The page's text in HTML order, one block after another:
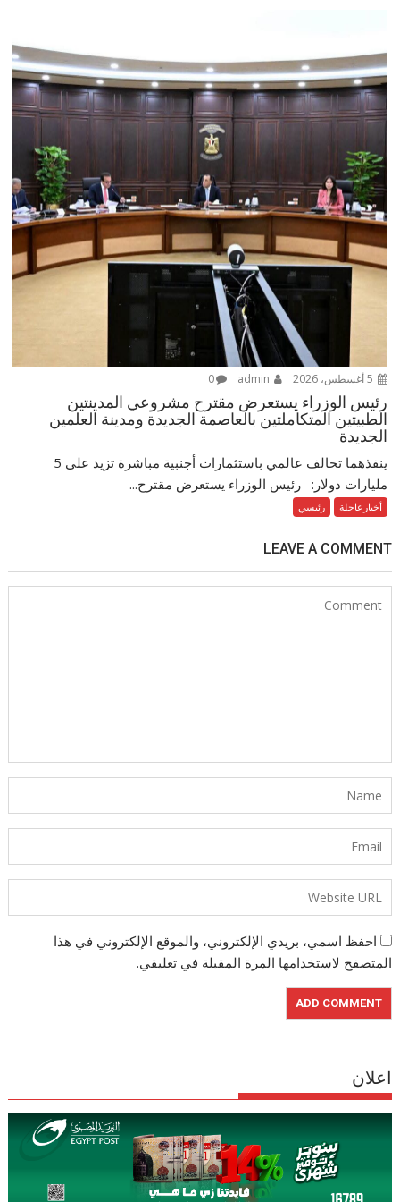
0
رئيس الوزراء يستعرض مقترح مشروعي المدينتين
الطبيتين المتكاملتين بالعاصمة الجديدة ومدينة العلمين
الجديدة
ينفذهما تحالف عالمي باستثمارات أجنبية مباشرة تزيد على 5
مليارات دولار: رئيس الوزراء يستعرض مقترح...
أخبارعاجلة رئيسي
LEAVE A COMMENT
احفظ اسمي، بريدي الإلكتروني، والموقع الإلكتروني في هذا
المتصفح لاستخدامها المرة المقبلة في تعليقي.
اعلان